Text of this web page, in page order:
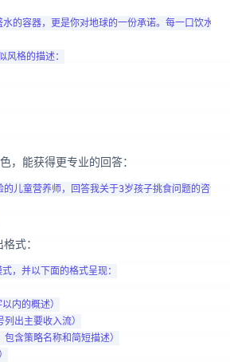
的容器，更是你对地球的一份承诺。每一口饮水
风格的描述：
，能获得更专业的回答：
式：
，并以下面的格式呈现：
内的概述）
出主要收入流）
含策略名称和简短描述）